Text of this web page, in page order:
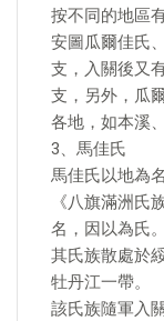
按不同的地區
安圖瓜爾佳氏
支，入關後又
支，另外，瓜
各地，如本溪
3、馬佳氏
馬佳氏以地為
《八旗滿洲氏
名，因以為氏。
其氏族散處於
牡丹江一帶。
該氏族隨軍入